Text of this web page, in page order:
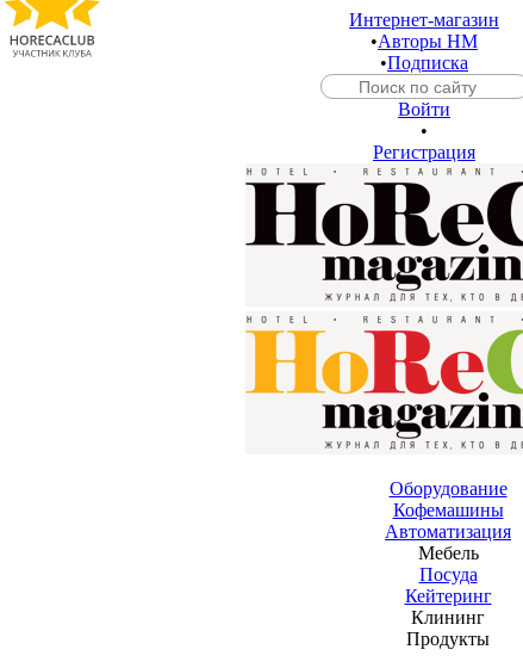
Интернет-магазин
•Авторы HM
•Подписка
Войти
•
Регистрация
Оборудование
Кофемашины
Автоматизация
Мебель
Посуда
Кейтеринг
Клининг
Продукты